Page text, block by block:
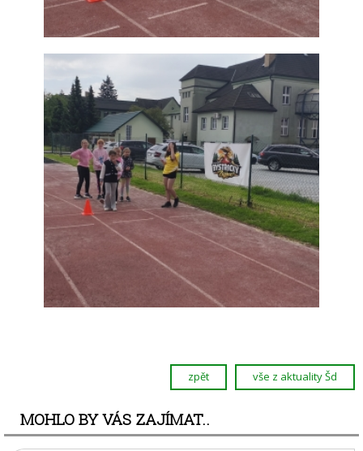
vše z aktuality Šd
zpět
MOHLO BY VÁS ZAJÍMAT..